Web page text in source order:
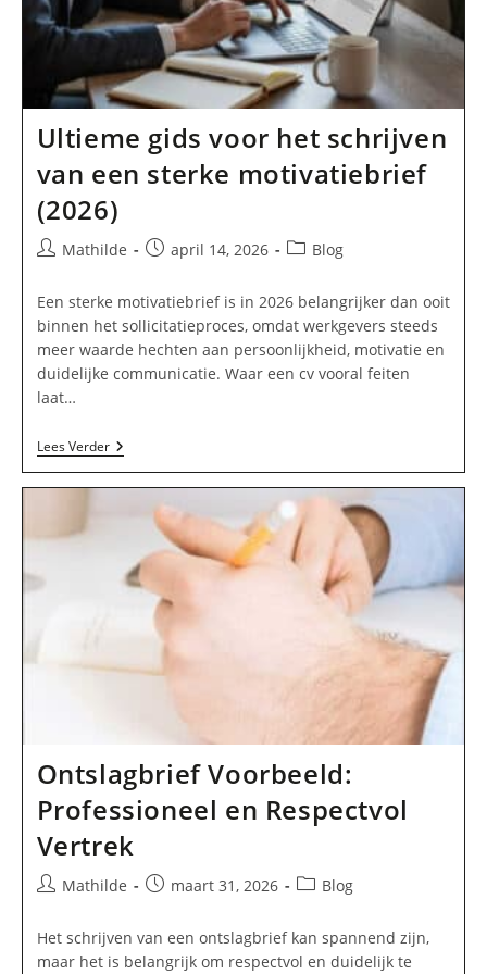
Ultieme gids voor het schrijven
van een sterke motivatiebrief
(2026)
BerichtMathilde
Bericht
op:
april 14, 2026 Berichtcategorie:
Blog
Een sterke motivatiebrief is in 2026 belangrijker dan ooit
binnen het sollicitatieproces, omdat werkgevers steeds
meer waarde hechten aan persoonlijkheid, motivatie en
duidelijke communicatie. Waar een cv vooral feiten
laat…
Lees VerderUltieme
Gids
Schrijven
Sterke
Motivatiebrief
Ontslagbrief Voorbeeld:
Professioneel en Respectvol
Vertrek
BerichtMathilde
Bericht
op:
maart 31, 2026 Berichtcategorie:
Blog
Het schrijven van een ontslagbrief kan spannend zijn,
maar het is belangrijk om respectvol en duidelijk te